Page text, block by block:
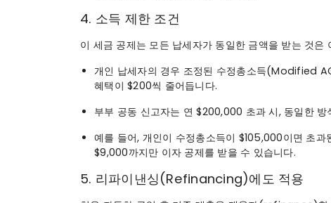
4. 소득 제한 조건
이 세금 공제는 모든 납세자가 동일한 금액을 받는 것은
개인 납세자의 경우 조정된 수정총소득(Modified
혜택이 $200씩 줄어듭니다.
부부 공동 신고자는 연 $200,000 초과 시, 동일한
예를 들어, 개인이 수정총소득이 $105,000이면 초
$9,000까지만 이자 공제를 받을 수 있습니다.
5. 리파이낸싱(Refinancing)에도 적용